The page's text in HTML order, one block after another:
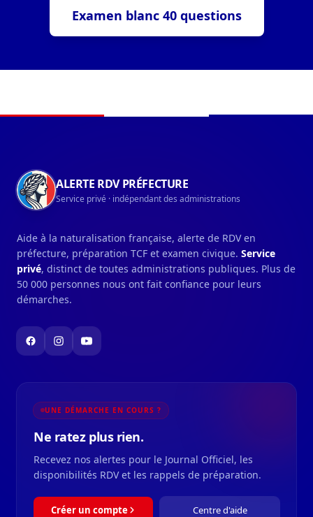
Examen blanc 40 questions
ALERTE RDV PRÉFECTURE
Service privé · indépendant des administrations
Aide à la naturalisation française, alerte de RDV en
préfecture, préparation TCF et examen civique. Service
privé, distinct de toutes administrations publiques. Plus de
50 000 personnes nous ont fait confiance pour leurs
démarches.
UNE DÉMARCHE EN COURS ?
Ne ratez plus rien.
Recevez nos alertes pour le Journal Officiel, les
disponibilités RDV et les rappels de préparation.
Créer un compte Centre d'aide